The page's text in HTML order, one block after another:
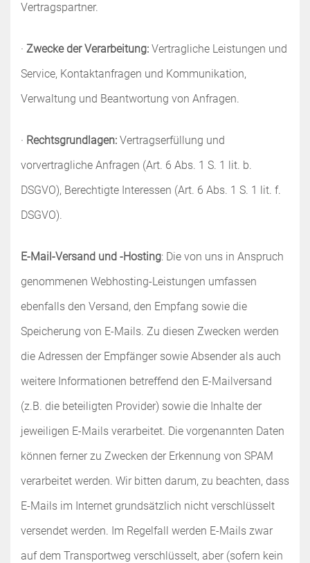
Vertragspartner.
· Zwecke der Verarbeitung: Vertragliche Leistungen und
Service, Kontaktanfragen und Kommunikation,
Verwaltung und Beantwortung von Anfragen.
· Rechtsgrundlagen: Vertragserfüllung und
vorvertragliche Anfragen (Art. 6 Abs. 1 S. 1 lit. b.
DSGVO), Berechtigte Interessen (Art. 6 Abs. 1 S. 1 lit. f.
DSGVO).
E-Mail-Versand und -Hosting: Die von uns in Anspruch
genommenen Webhosting-Leistungen umfassen
ebenfalls den Versand, den Empfang sowie die
Speicherung von E-Mails. Zu diesen Zwecken werden
die Adressen der Empfänger sowie Absender als auch
weitere Informationen betreffend den E-Mailversand
(z.B. die beteiligten Provider) sowie die Inhalte der
jeweiligen E-Mails verarbeitet. Die vorgenannten Daten
können ferner zu Zwecken der Erkennung von SPAM
verarbeitet werden. Wir bitten darum, zu beachten, dass
E-Mails im Internet grundsätzlich nicht verschlüsselt
versendet werden. Im Regelfall werden E-Mails zwar
auf dem Transportweg verschlüsselt, aber (sofern kein